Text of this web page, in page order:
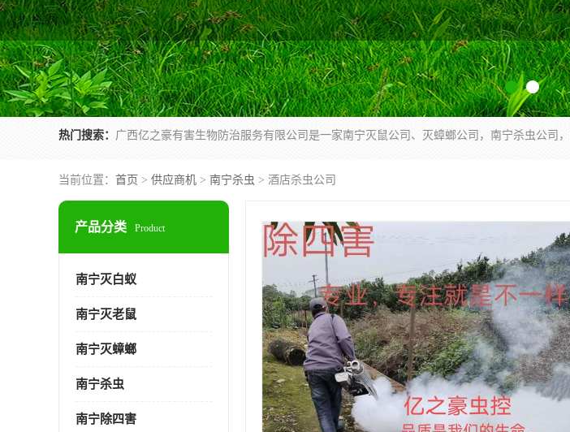
热门搜索：
当前位置： 首页 > 供应商机 > 南宁杀虫 > 酒店杀虫公司
产品分类 Product
南宁灭白蚁
南宁灭老鼠
南宁灭蟑螂
南宁杀虫
南宁除四害